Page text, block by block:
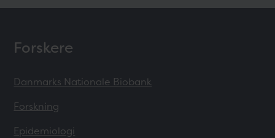
Forskere
Danmarks Nationale Biobank
Forskning
Epidemiologi